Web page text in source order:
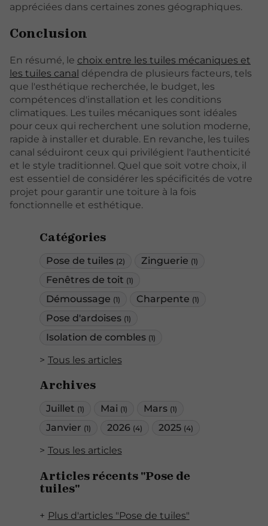
Catégories
Pose de tuiles (2) Zinguerie (1)
Fenêtres de toit (1)
Démoussage (1) Charpente (1)
Pose d'ardoises (1)
Isolation de combles (1)
Tous les articles
Archives
Juillet (1) Mai (1) Mars (1)
Janvier (1) 2026 (4) 2025 (4)
Tous les articles
Articles récents "Pose de
tuiles"
Plus d'articles "Pose de tuiles"
appréciées dans certaines zones géographiques.
Conclusion
En résumé, le choix entre les tuiles mécaniques et
les tuiles canal dépendra de plusieurs facteurs, tels
que l'esthétique recherchée, le budget, les
compétences d'installation et les conditions
climatiques. Les tuiles mécaniques sont idéales
pour ceux qui recherchent une solution moderne,
rapide à installer et durable. En revanche, les tuiles
canal séduiront ceux qui privilégient l'authenticité
et le style traditionnel. Quel que soit votre choix, il
est essentiel de considérer les spécificités de votre
projet pour garantir une toiture à la fois
fonctionnelle et esthétique.